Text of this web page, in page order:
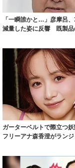
「一瞬誰かと…」彦摩呂
減量した姿に反響 既製品
ガーターベルトで際立つ
フリーアナ森香澄がラン